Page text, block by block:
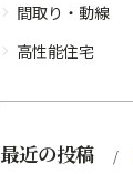
間取り・動線
高性能住宅
最近の投稿